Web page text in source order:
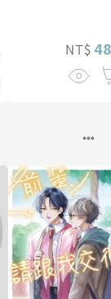
NT$